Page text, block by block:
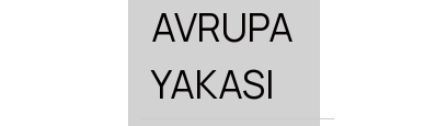
AVRUPA
YAKASI